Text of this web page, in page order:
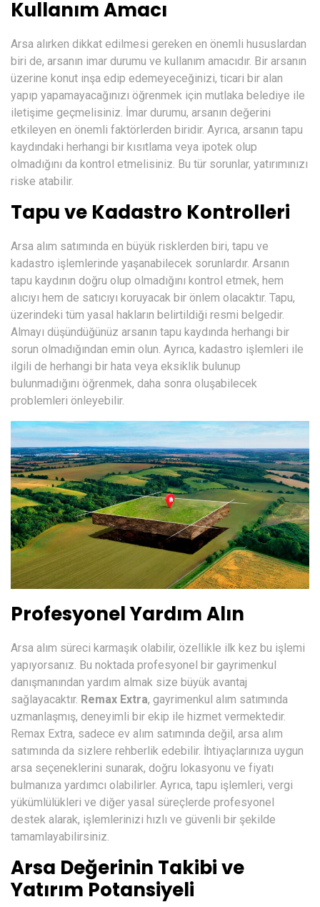
Kullanım Amacı
Arsa alırken dikkat edilmesi gereken en önemli hususlardan
biri de, arsanın imar durumu ve kullanım amacıdır. Bir arsanın
üzerine konut inşa edip edemeyeceğinizi, ticari bir alan
yapıp yapamayacağınızı öğrenmek için mutlaka belediye ile
iletişime geçmelisiniz. İmar durumu, arsanın değerini
etkileyen en önemli faktörlerden biridir. Ayrıca, arsanın tapu
kaydındaki herhangi bir kısıtlama veya ipotek olup
olmadığını da kontrol etmelisiniz. Bu tür sorunlar, yatırımınızı
riske atabilir.
Tapu ve Kadastro Kontrolleri
Arsa alım satımında en büyük risklerden biri, tapu ve
kadastro işlemlerinde yaşanabilecek sorunlardır. Arsanın
tapu kaydının doğru olup olmadığını kontrol etmek, hem
alıcıyı hem de satıcıyı koruyacak bir önlem olacaktır. Tapu,
üzerindeki tüm yasal hakların belirtildiği resmi belgedir.
Almayı düşündüğünüz arsanın tapu kaydında herhangi bir
sorun olmadığından emin olun. Ayrıca, kadastro işlemleri ile
ilgili de herhangi bir hata veya eksiklik bulunup
bulunmadığını öğrenmek, daha sonra oluşabilecek
problemleri önleyebilir.
Profesyonel Yardım Alın
Arsa alım süreci karmaşık olabilir, özellikle ilk kez bu işlemi
yapıyorsanız. Bu noktada profesyonel bir gayrimenkul
danışmanından yardım almak size büyük avantaj
sağlayacaktır. Remax Extra, gayrimenkul alım satımında
uzmanlaşmış, deneyimli bir ekip ile hizmet vermektedir.
Remax Extra, sadece ev alım satımında değil, arsa alım
satımında da sizlere rehberlik edebilir. İhtiyaçlarınıza uygun
arsa seçeneklerini sunarak, doğru lokasyonu ve fiyatı
bulmanıza yardımcı olabilirler. Ayrıca, tapu işlemleri, vergi
yükümlülükleri ve diğer yasal süreçlerde profesyonel
destek alarak, işlemlerinizi hızlı ve güvenli bir şekilde
tamamlayabilirsiniz.
Arsa Değerinin Takibi ve
Yatırım Potansiyeli